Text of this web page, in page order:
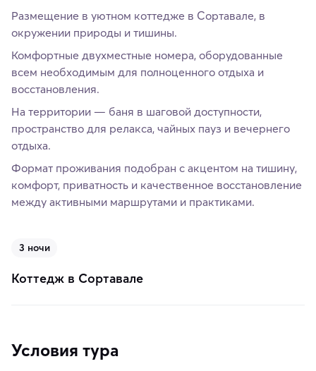
Размещение в уютном коттедже в Сортавале, в
окружении природы и тишины.
Комфортные двухместные номера, оборудованные
всем необходимым для полноценного отдыха и
восстановления.
На территории — баня в шаговой доступности,
пространство для релакса, чайных пауз и вечернего
отдыха.
Формат проживания подобран с акцентом на тишину,
комфорт, приватность и качественное восстановление
между активными маршрутами и практиками.
3 ночи
Коттедж в Сортавале
Условия тура